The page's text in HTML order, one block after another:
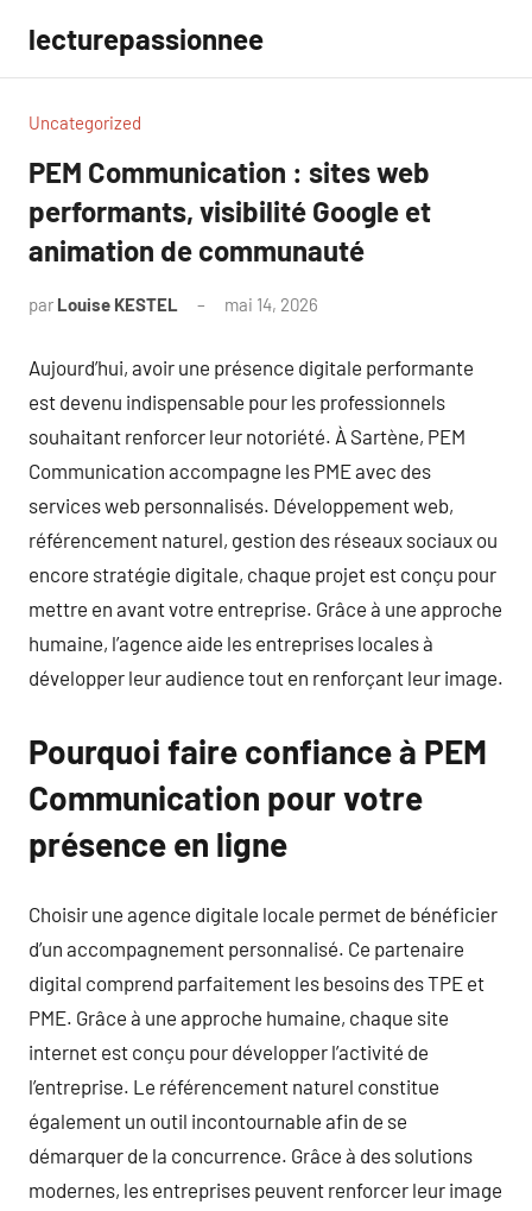
contenu
lecturepassionnee
Uncategorized
PEM Communication : sites web
performants, visibilité Google et
animation de communauté
par Louise KESTEL mai 14, 2026
Aujourd’hui, avoir une présence digitale performante
est devenu indispensable pour les professionnels
souhaitant renforcer leur notoriété. À Sartène, PEM
Communication accompagne les PME avec des
services web personnalisés. Développement web,
référencement naturel, gestion des réseaux sociaux ou
encore stratégie digitale, chaque projet est conçu pour
mettre en avant votre entreprise. Grâce à une approche
humaine, l’agence aide les entreprises locales à
développer leur audience tout en renforçant leur image.
Pourquoi faire confiance à PEM
Communication pour votre
présence en ligne
Choisir une agence digitale locale permet de bénéficier
d’un accompagnement personnalisé. Ce partenaire
digital comprend parfaitement les besoins des TPE et
PME. Grâce à une approche humaine, chaque site
internet est conçu pour développer l’activité de
l’entreprise. Le référencement naturel constitue
également un outil incontournable afin de se
démarquer de la concurrence. Grâce à des solutions
modernes, les entreprises peuvent renforcer leur image